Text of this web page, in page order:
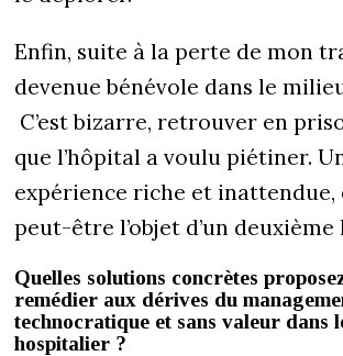
Enfin, suite à la perte de mon
devenue bénévole dans le
C’est bizarre, retrouver en
que l’hôpital a voulu piétiner.
expérience riche et inattendue,
peut-être l’objet d’un deuxième
Quelles solutions concrètes
remédier aux dérives du
technocratique et sans valeur dans
hospitalier ?